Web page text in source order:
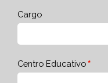
Cargo
Centro Educativo